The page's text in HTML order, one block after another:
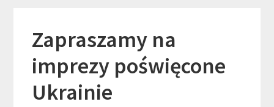
Zapraszamy na
imprezy poświęcone
Ukrainie